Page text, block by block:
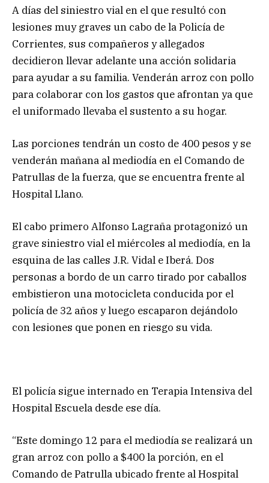
A días del siniestro vial en el que resultó con
lesiones muy graves un cabo de la Policía de
Corrientes, sus compañeros y allegados
decidieron llevar adelante una acción solidaria
para ayudar a su familia. Venderán arroz con pollo
para colaborar con los gastos que afrontan ya que
el uniformado llevaba el sustento a su hogar.
Las porciones tendrán un costo de 400 pesos y se
venderán mañana al mediodía en el Comando de
Patrullas de la fuerza, que se encuentra frente al
Hospital Llano.
El cabo primero Alfonso Lagraña protagonizó un
grave siniestro vial el miércoles al mediodía, en la
esquina de las calles J.R. Vidal e Iberá. Dos
personas a bordo de un carro tirado por caballos
embistieron una motocicleta conducida por el
policía de 32 años y luego escaparon dejándolo
con lesiones que ponen en riesgo su vida.
El policía sigue internado en Terapia Intensiva del
Hospital Escuela desde ese día.
“Este domingo 12 para el mediodía se realizará un
gran arroz con pollo a $400 la porción, en el
Comando de Patrulla ubicado frente al Hospital